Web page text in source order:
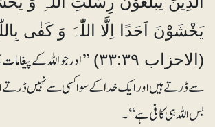
(الاحزاب ۳۳:۳۹)
’’اور جو اللہ کے
سے ڈرتے ہیں اور ایک خدا کے سوا کسی سے نہیں ڈرتے
بس اللہ ہی کافی ہے‘‘۔